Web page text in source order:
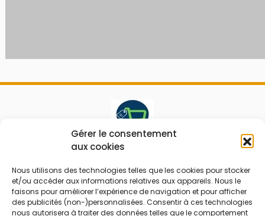
Gérer le consentement
aux cookies
Nous utilisons des technologies telles que les cookies pour stocker
et/ou accéder aux informations relatives aux appareils. Nous le
faisons pour améliorer l’expérience de navigation et pour afficher
des publicités (non-)personnalisées. Consentir à ces technologies
nous autorisera à traiter des données telles que le comportement
Le prix peut être réduit !
Mes Bons
FAQ
Bonnes affaires
Code réduction